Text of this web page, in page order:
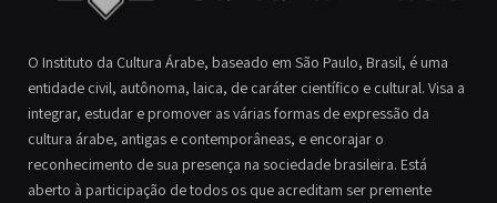
O Instituto da Cultura Árabe, baseado em São Paulo, Brasil, é uma
entidade civil, autônoma, laica, de caráter científico e cultural. Visa a
integrar, estudar e promover as várias formas de expressão da
cultura árabe, antigas e contemporâneas, e encorajar o
reconhecimento de sua presença na sociedade brasileira. Está
aberto à participação de todos os que acreditam ser premente